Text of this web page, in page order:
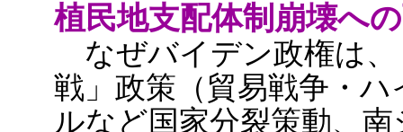
植民地支配体制崩壊へ
なぜバイデン政権は、
戦」政策（貿易戦争・
ルなど国家分裂策動、